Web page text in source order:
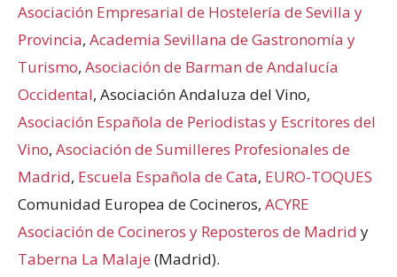
Asociación Empresarial de Hostelería de Sevilla y
Provincia, Academia Sevillana de Gastronomía y
Turismo, Asociación de Barman de Andalucía
Occidental, Asociación Andaluza del Vino,
Asociación Española de Periodistas y Escritores del
Vino, Asociación de Sumilleres Profesionales de
Madrid, Escuela Española de Cata, EURO-TOQUES
Comunidad Europea de Cocineros, ACYRE
Asociación de Cocineros y Reposteros de Madrid y
Taberna La Malaje (Madrid).